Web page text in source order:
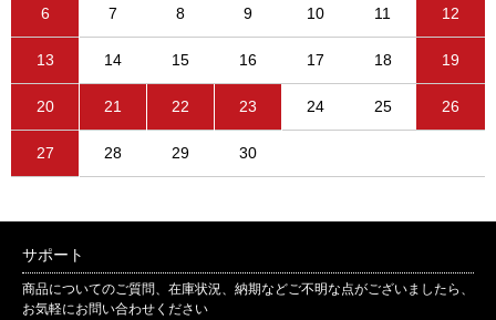
6 7 8 9 10 11 12
13 14 15 16 17 18 19
20 21 22 23 24 25 26
27 28 29 30
サポート
商品についてのご質問、在庫状況、納期などご不明な点がございましたら、
お気軽にお問い合わせください